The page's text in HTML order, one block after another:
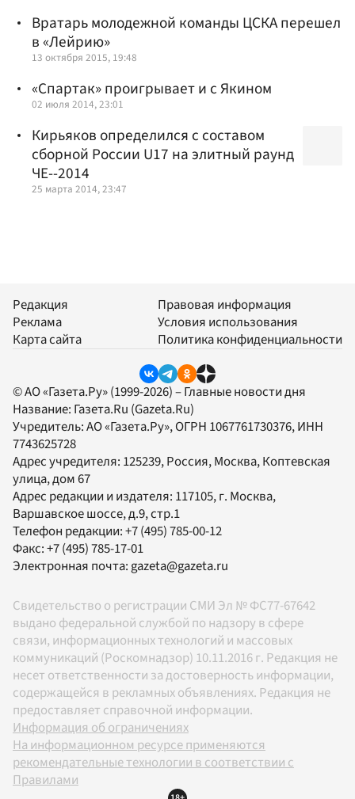
Вратарь молодежной команды ЦСКА перешел
в «Лейрию»
13 октября 2015, 19:48
«Спартак» проигрывает и с Якином
02 июля 2014, 23:01
Кирьяков определился с составом
сборной России U17 на элитный раунд
ЧЕ--2014
25 марта 2014, 23:47
Редакция
Реклама
Карта сайта
Правовая информация
Условия использования
Политика конфиденциальности
© АО «Газета.Ру» (1999-2026) – Главные новости дня
Название: Газета.Ru (Gazeta.Ru)
Учредитель:АО «Газета.Ру», ОГРН 1067761730376, ИНН
7743625728
Адрес учредителя: 125239, Россия, Москва, Коптевская
улица, дом 67
Адрес редакции и издателя: 117105, г. Москва,
Варшавское шоссе, д.9, стр.1
Телефон редакции:+7 (495) 785-00-12
Факс:+7 (495) 785-17-01
Электронная почта: gazeta@gazeta.ru
Свидетельство о регистрации СМИ Эл № ФС77-67642
выдано федеральной службой по надзору в сфере
связи, информационных технологий и массовых
коммуникаций (Роскомнадзор) 10.11.2016 г. Редакция не
несет ответственности за достоверность информации,
содержащейся в рекламных объявлениях. Редакция не
предоставляет справочной информации.
Информация об ограничениях
На информационном ресурсе применяются
рекомендательные технологии в соответствии с
Правилами